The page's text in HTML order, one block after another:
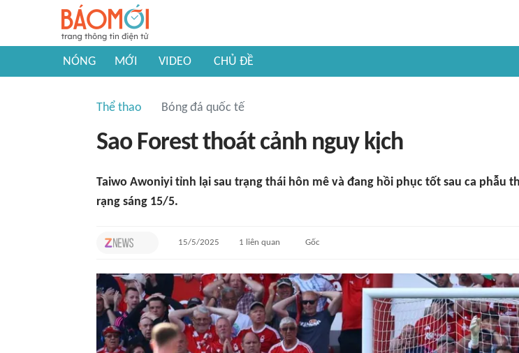
NÓNG MỚI VIDEO CHỦ ĐỀ
Thể thao Bóng đá quốc tế
Sao Forest thoát cảnh nguy kịch
Taiwo Awoniyi tỉnh lại sau trạng thái hôn mê và đang hồi phục tốt sau ca phẫu
rạng sáng 15/5.
15/5/2025 1 liên quan Gốc